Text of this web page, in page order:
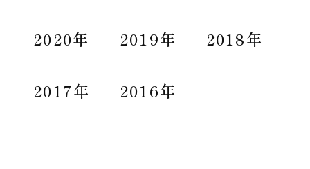
2020年 2019年 2018年
2017年 2016年